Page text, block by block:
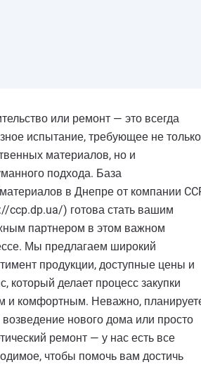
или ремонт — это всегда
испытание, требующее не только
материалов, но и
подхода. База
в Днепре от компании
ccp.dp.ua/) готова стать вашим
партнером в этом важном
Мы предлагаем широкий
продукции, доступные цены и
который делает процесс закупки
и комфортным. Неважно,
нового дома или просто
ремонт — у нас есть все
чтобы помочь вам достичь